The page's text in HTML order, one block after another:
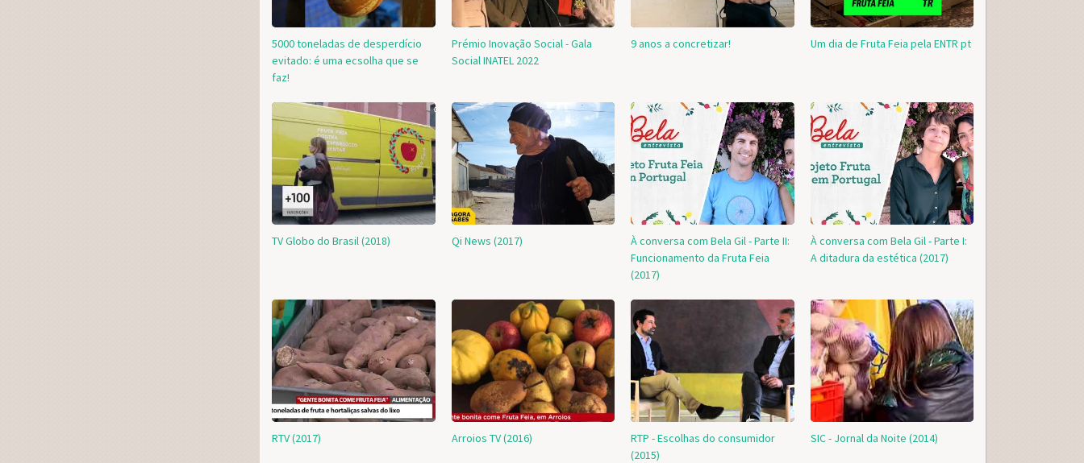
5000 toneladas de desperdício
evitado: é uma ecsolha que se
faz!
Prémio Inovação Social - Gala
Social INATEL 2022
9 anos a concretizar! Um dia de Fruta Feia pela ENTR pt
TV Globo do Brasil (2018) Qi News (2017)
À conversa com Bela Gil - Parte II:
Funcionamento da Fruta Feia
(2017)
À conversa com Bela Gil - Parte I:
A ditadura da estética (2017)
RTV (2017) Arroios TV (2016)
RTP - Escolhas do consumidor
(2015)
SIC - Jornal da Noite (2014)